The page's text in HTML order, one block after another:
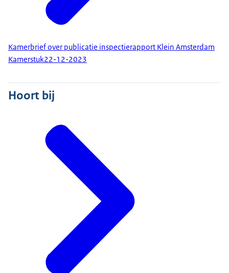
Kamerbrief over publicatie inspectierapport Klein Amsterdam
Kamerstuk22-12-2023
Hoort bij